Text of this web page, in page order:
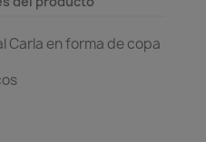
Carla en forma de copa